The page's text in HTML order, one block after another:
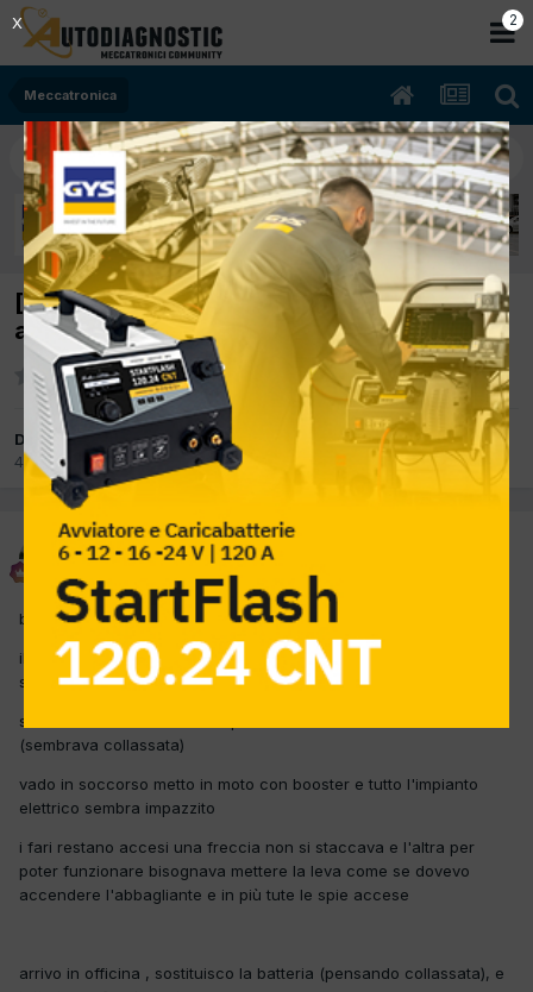
Meccatronica
[x3 05/2007 2.0cc 204d4 110Kw Diesel] fari
accensione sporadico dei fari
Da delta
4 Aprile 2012 inMeccatronica
delta
4 Aprile 2012
bmw x3
il cliente notava di tanto in tanto i fari accendersi e po spegnersi
senza che nessuno toccasse niente
stamattina la macchina non partiva a causa la batteria scarica
(sembrava collassata)
vado in soccorso metto in moto con booster e tutto l'impianto
elettrico sembra impazzito
i fari restano accesi una freccia non si staccava e l'altra per
poter funzionare bisognava mettere la leva come se dovevo
accendere l'abbagliante e in più tute le spie accese
arrivo in officina , sostituisco la batteria (pensando collassata), e
2
X